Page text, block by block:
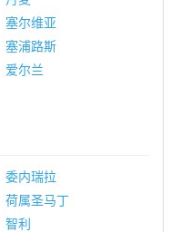
塞尔维亚
塞浦路斯
爱尔兰
委内瑞拉
荷属圣马丁
智利